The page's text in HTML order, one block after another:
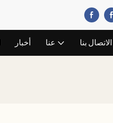
أخبار عنا الاتصال بنا